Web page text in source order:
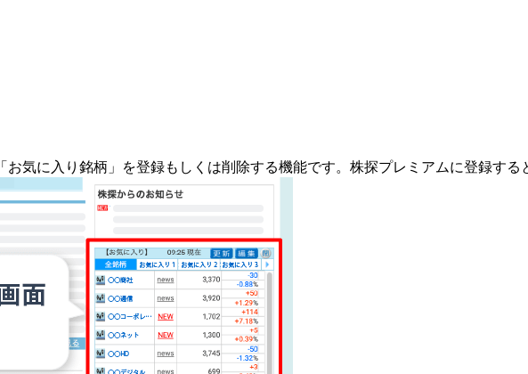
「お気に入り銘柄」を登録もしくは削除する機能です。 株探プレミアムに登録する